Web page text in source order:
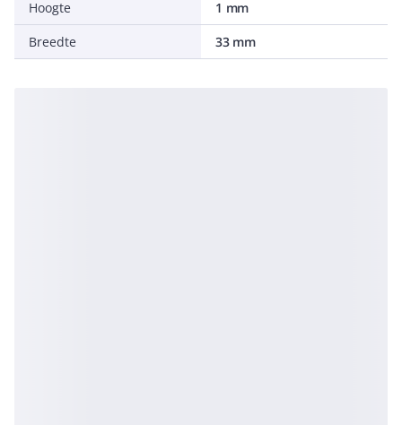
Hoogte
1 mm
Breedte
33 mm